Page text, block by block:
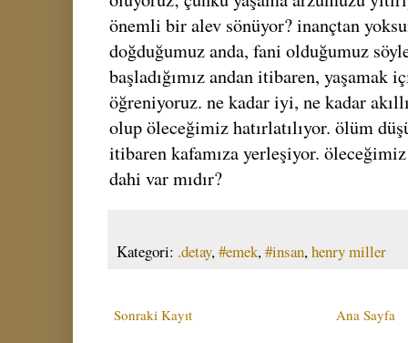
önemli bir alev sönüyor? inançtan
doğduğumuz anda, fani olduğumuz
başladığımız andan itibaren,
öğreniyoruz. ne kadar iyi, ne kadar
olup öleceğimiz hatırlatılıyor. ölüm
itibaren kafamıza yerleşiyor.
dahi var mıdır?
Kategori: .detay,#emek,#insan,henry miller
Sonraki Kayıt Ana Sayfa